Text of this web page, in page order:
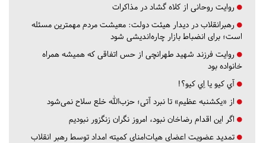
روایت روحانی از کلاه گشاد در مذاکرات
رهبرانقلاب در دیدار هیئت دولت: معیشت مردم مهمترین مسئله
است؛ برای انضباط بازار چاره‌اندیشی شود
روایت فرزند شهید طهرانچی از حس اتفاقی که همیشه همراه
خانواده بود
آي كيو يا اِي كيو؟!
از «یکشنبه عظیم» تا نبرد آتی؛ حزب‌الله خلع سلاح نمی‌شود
اگر این اقدام رضاخان نبود، امروز نگران زنگزور نبودیم
تمدید عضویت اعضای هیات‌امنای کمیته امداد توسط رهبر انقلاب